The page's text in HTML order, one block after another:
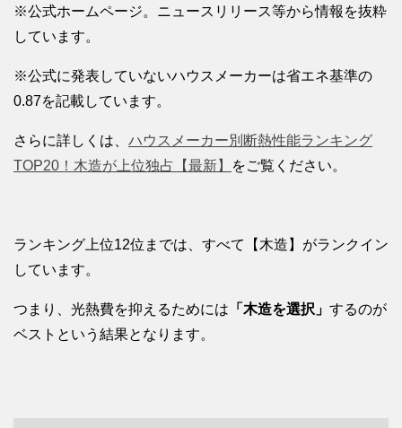
※公式ホームページ。ニュースリリース等から情報を抜粋
しています。
※公式に発表していないハウスメーカーは省エネ基準の
0.87を記載しています。
さらに詳しくは、 ハウスメーカー別断熱性能ランキング
TOP20！木造が上位独占【最新】
をご覧ください。
ランキング上位12位までは、すべて【木造】がランクイン
しています。
つまり、光熱費を抑えるためには 「木造を選択」 するのが
ベストという結果となります。